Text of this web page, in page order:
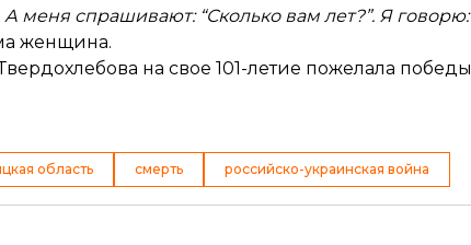
меня спрашивают: “Сколько вам лет?”. Я говорю:
женщина.
на свое 101-летие пожелала победы
область смерть российско-украинская война